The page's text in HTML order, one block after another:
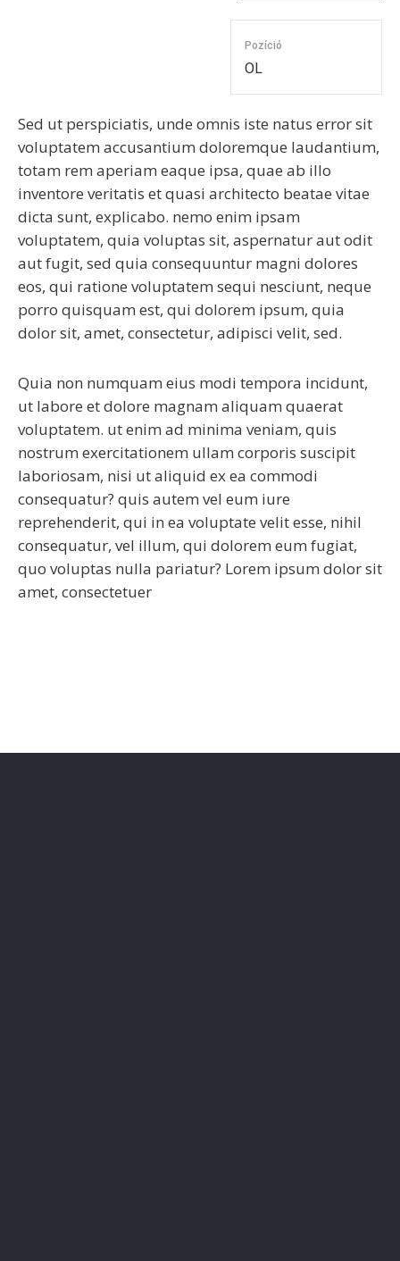
Pozíció
OL
Sed ut perspiciatis, unde omnis iste natus error sit
voluptatem accusantium doloremque laudantium,
totam rem aperiam eaque ipsa, quae ab illo
inventore veritatis et quasi architecto beatae vitae
dicta sunt, explicabo. nemo enim ipsam
voluptatem, quia voluptas sit, aspernatur aut odit
aut fugit, sed quia consequuntur magni dolores
eos, qui ratione voluptatem sequi nesciunt, neque
porro quisquam est, qui dolorem ipsum, quia
dolor sit, amet, consectetur, adipisci velit, sed.
Quia non numquam eius modi tempora incidunt,
ut labore et dolore magnam aliquam quaerat
voluptatem. ut enim ad minima veniam, quis
nostrum exercitationem ullam corporis suscipit
laboriosam, nisi ut aliquid ex ea commodi
consequatur? quis autem vel eum iure
reprehenderit, qui in ea voluptate velit esse, nihil
consequatur, vel illum, qui dolorem eum fugiat,
quo voluptas nulla pariatur? Lorem ipsum dolor sit
amet, consectetuer